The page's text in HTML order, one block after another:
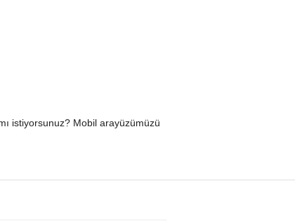
istiyorsunuz? Mobil arayüzümüzü